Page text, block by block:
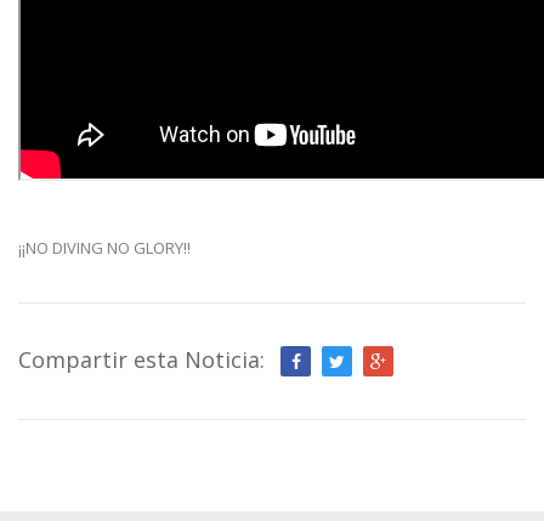
¡¡NO DIVING NO GLORY!!
Compartir esta Noticia: